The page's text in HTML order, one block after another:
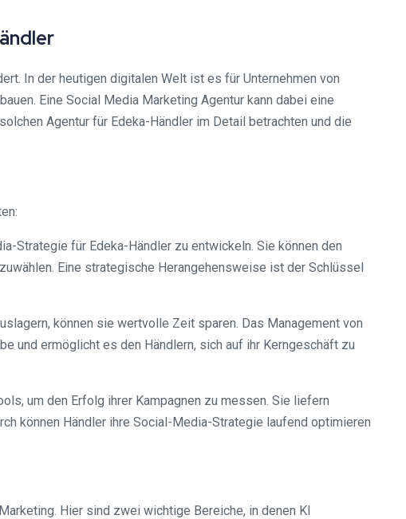
In der heutigen digitalen Welt ist es für Unternehmen von
Eine Social Media Marketing Agentur kann dabei eine
Agentur für Edeka-Händler im Detail betrachten und die
Strategie für Edeka-Händler zu entwickeln. Sie können den
Eine strategische Herangehensweise ist der Schlüssel
können sie wertvolle Zeit sparen. Das Management von
und ermöglicht es den Händlern, sich auf ihr Kerngeschäft zu
um den Erfolg ihrer Kampagnen zu messen. Sie liefern
können Händler ihre Social-Media-Strategie laufend optimieren
Hier sind zwei wichtige Bereiche, in denen KI